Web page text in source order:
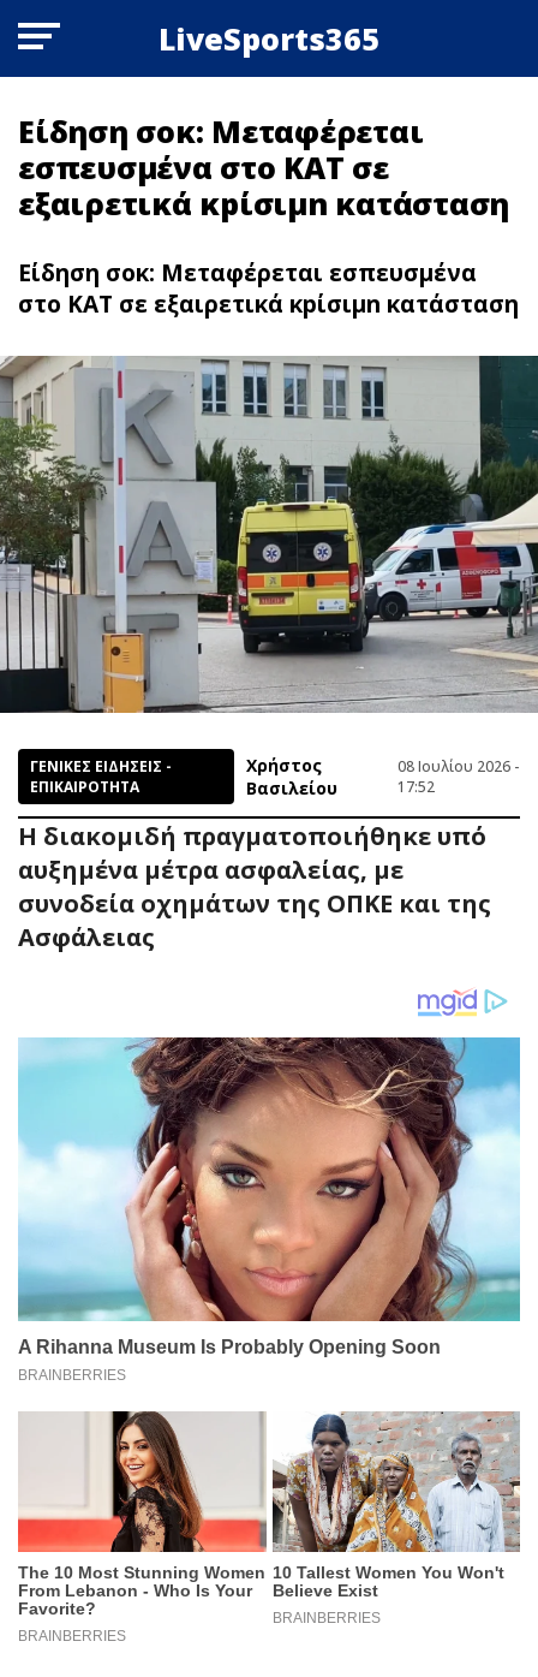
LiveSports365
Eίδηση σoκ: Μεταφέρεται
εσπευσμένα στο ΚΑΤ σε
εξαιρετικά κpίσιμn κατάσταση
Eίδηση σoκ: Μεταφέρεται εσπευσμένα
στο ΚΑΤ σε εξαιρετικά κpίσιμn κατάσταση
ΓΕΝΙΚΕΣ ΕΙΔΗΣΕΙΣ -
ΕΠΙΚΑΙΡΟΤΗΤΑ
Χρήστος
Βασιλείου
08 Ιουλίου 2026 -
17:52
Η διακομιδή πραγματοποιήθηκε υπό
αυξημένα μέτρα ασφαλείας, με
συνοδεία οχημάτων της ΟΠΚΕ και της
Ασφάλειας